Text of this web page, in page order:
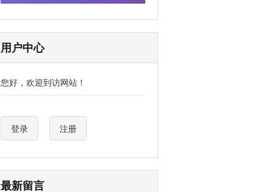
用户中心
您好，欢迎到访网站！
登录 注册
最新留言